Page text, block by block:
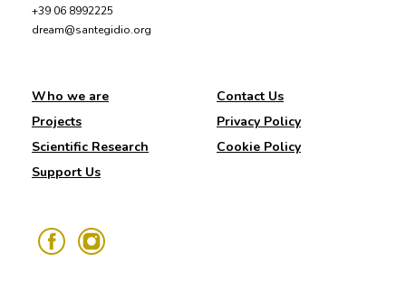
+39 06 8992225
dream@santegidio.org
Who we are
Projects
Scientific Research
Support Us
Contact Us
Privacy Policy
Cookie Policy